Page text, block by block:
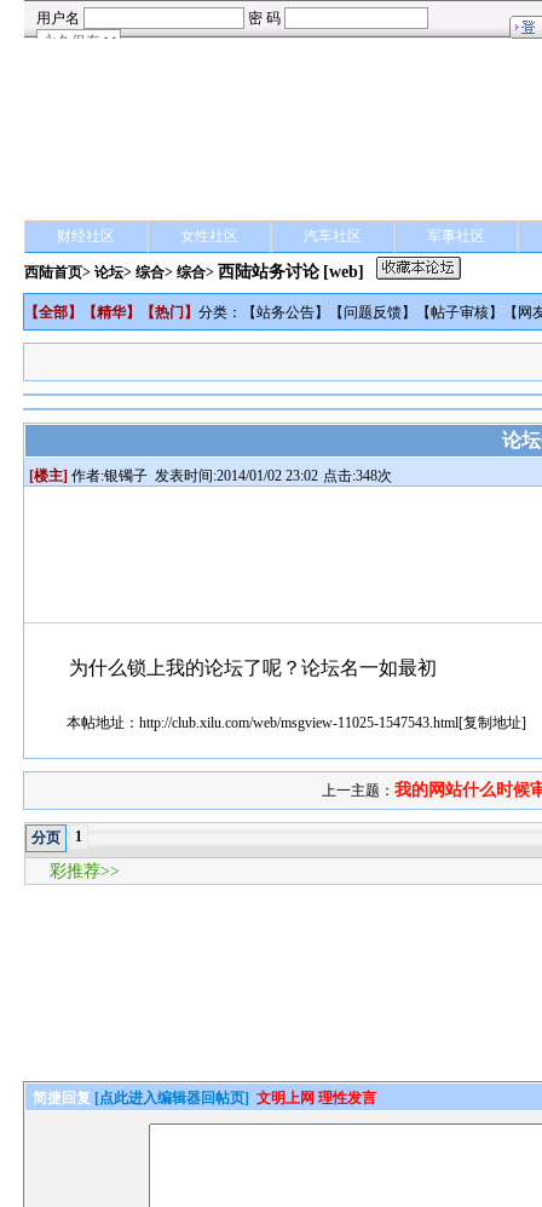
财经社区 女性社区 汽车社区 军事社区
西陆首页>论坛>综合> 综合> 西陆站务讨论 [web]
【全部】【精华】【热门 】分类：【站务公告】【问题反馈】【帖子审核】【 网
论
[楼主] 作者:银镯子 发表时间:2014/01/02 23:02 点击:348次
为什么锁上我的论坛了呢？论坛名一如最初
本帖地址：http://club.xilu.com/web/msgview-11025-1547543.html[复制地址]
上一主题： 我的网站什么时候
分页 1
彩推荐>>
简捷回复 [点此进入编辑器回帖页] 文明上网 理性发言